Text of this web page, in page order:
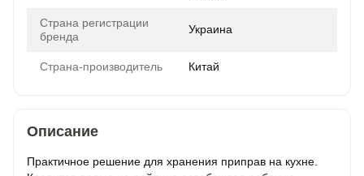
Страна регистрации
бренда
Украина
Страна-производитель Китай
Описание
Практичное решение для хранения приправ на кухне.